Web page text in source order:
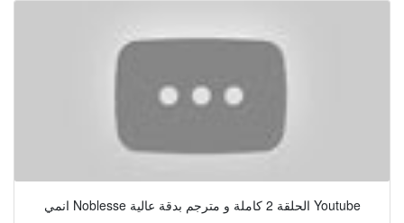
انمي Noblesse الحلقة 2 كاملة و مترجم بدقة عالية Youtube